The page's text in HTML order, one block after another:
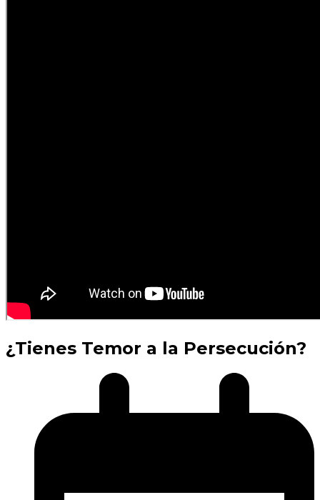
¿Tienes Temor a la Persecución?